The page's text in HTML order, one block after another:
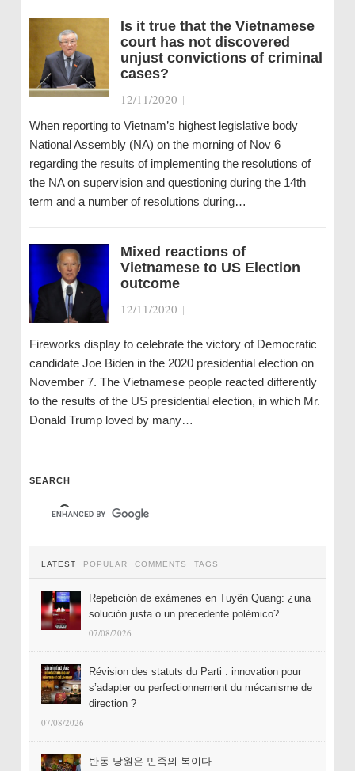
Is it true that the Vietnamese
court has not discovered
unjust convictions of criminal
cases?
12/11/2020 |
When reporting to Vietnam’s highest legislative body
National Assembly (NA) on the morning of Nov 6
regarding the results of implementing the resolutions of
the NA on supervision and questioning during the 14th
term and a number of resolutions during…
Mixed reactions of
Vietnamese to US Election
outcome
12/11/2020 |
Fireworks display to celebrate the victory of Democratic
candidate Joe Biden in the 2020 presidential election on
November 7. The Vietnamese people reacted differently
to the results of the US presidential election, in which Mr.
Donald Trump loved by many…
SEARCH
LATEST POPULAR COMMENTS TAGS
Repetición de exámenes en Tuyên Quang: ¿una
solución justa o un precedente polémico?
07/08/2026
Révision des statuts du Parti : innovation pour
s’adapter ou perfectionnement du mécanisme de
direction ?
07/08/2026
반동 당원은 민족의 복이다